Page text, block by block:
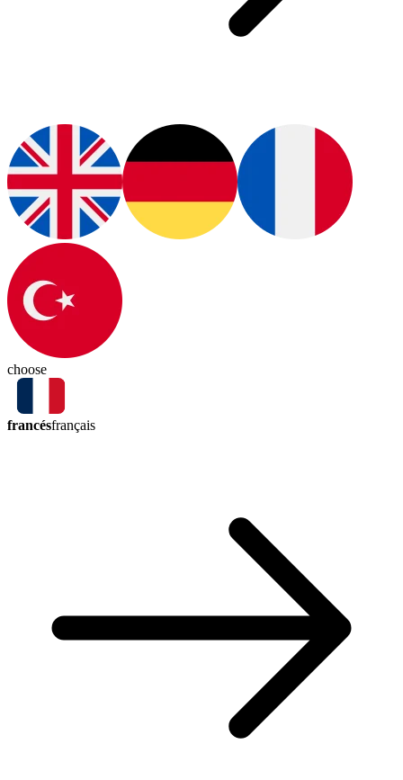
choose
francésfrançais